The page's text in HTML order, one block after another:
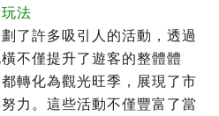
法
了許多吸引人的活動，透過
不僅提升了遊客的整體體
轉化為觀光旺季，展現了市
力。這些活動不僅豐富了當